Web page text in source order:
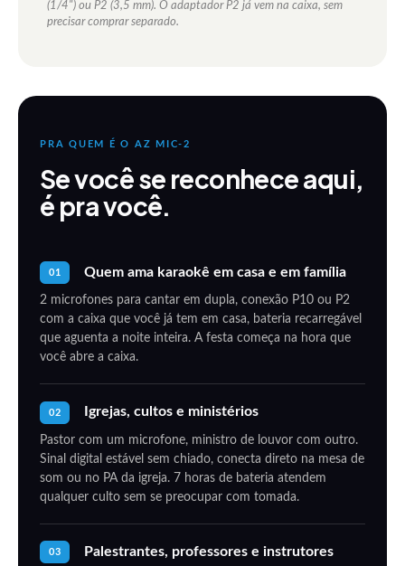
(1/4") ou P2 (3,5 mm). O adaptador P2 já vem na caixa, sem
precisar comprar separado.
PRA QUEM É O AZ MIC-2
Se você se reconhece aqui,
é pra você.
01 Quem ama karaokê em casa e em família
2 microfones para cantar em dupla, conexão P10 ou P2
com a caixa que você já tem em casa, bateria recarregável
que aguenta a noite inteira. A festa começa na hora que
você abre a caixa.
02 Igrejas, cultos e ministérios
Pastor com um microfone, ministro de louvor com outro.
Sinal digital estável sem chiado, conecta direto na mesa de
som ou no PA da igreja. 7 horas de bateria atendem
qualquer culto sem se preocupar com tomada.
03 Palestrantes, professores e instrutores